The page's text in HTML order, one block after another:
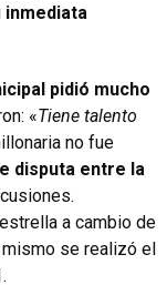
inmediata
pidió mucho
«Tiene talento
no fue
disputa entre la
a cambio de
mismo se realizó el